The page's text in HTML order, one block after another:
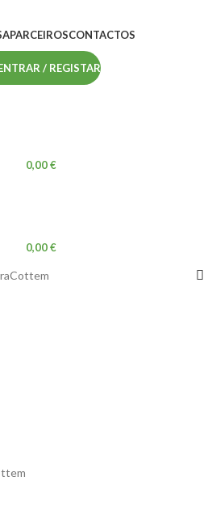
PARCEIROSCONTACTOS
/ REGISTAR
0,00€
0,00€